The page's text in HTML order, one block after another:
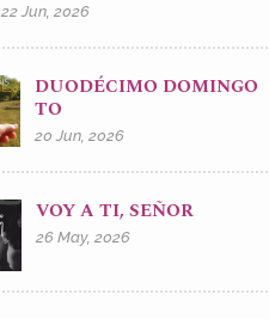
22 Jun, 2026
DUODÉCIMO DOMINGO
TO
20 Jun, 2026
VOY A TI, SEÑOR
26 May, 2026